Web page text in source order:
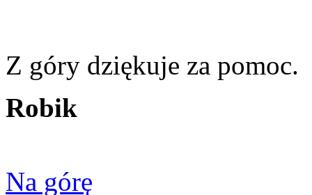
Z góry dziękuje za pomoc.
Robik
Na górę